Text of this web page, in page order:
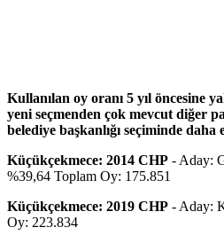
Kullanılan oy oranı 5 yıl öncesine
yeni seçmenden çok mevcut diğer
belediye başkanlığı seçiminde
Küçükçekmece: 2014 CHP - Aday:
%39,64 Toplam Oy: 175.851
Küçükçekmece: 2019 CHP - Aday:
Oy: 223.834